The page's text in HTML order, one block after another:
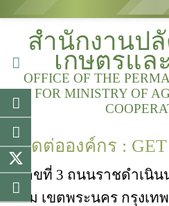
สำนักงานป
เกษตรแ
OFFICE OF THE
FOR MINISTRY OF
ติดต่อองค์กร :
เลขที่ 3 ถนนราชดำเนิ
ถม เขตพระนคร กรุงเท